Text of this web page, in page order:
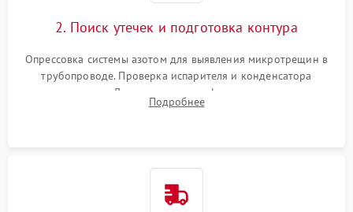
2. Поиск утечек и подготовка контура
Опрессовка системы азотом для выявления микротрещин в
трубопроводе. Проверка испарителя и конденсатора
течеискателем. Демонтаж старого фильтра-осушителя и
продувка капиллярной трубки для устранения засоров.
Подробнее